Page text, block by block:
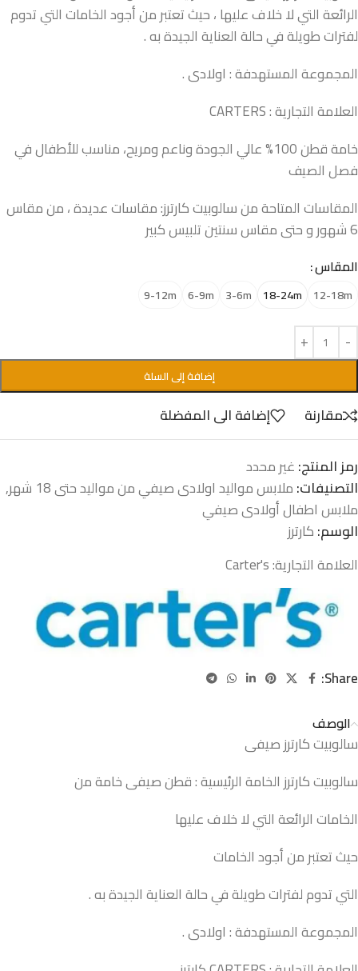
الرائعة التي لا خلاف عليها ، حيث تعتبر من أجود الخامات التي تدوم
لفترات طويلة في حالة العناية الجيدة به .
المجموعة المستهدفة : اولادى .
العلامة التجارية : CARTERS
خامة قطن 100% عالي الجودة وناعم ومريح، مناسب للأطفال في
فصل الصيف
المقاسات المتاحة من سالوبيت كارترز: مقاسات عديدة ، من مقاس
6 شهور و حتى مقاس سنتين تلبيس كبير
المقاس
12-18m
18-24m
3-6m
6-9m
9-12m
إضافة إلى السلة
مقارنة
إضافة الى المفضلة
رمز المنتج:غير محدد
التصنيفات:ملابس مواليد اولادى صيفي من مواليد حتى 18 شهر
,
ملابس اطفال أولادى صيفي
الوسم:كارترز
العلامة التجارية:Carter's
Share:
الوصف
سالوبيت كارترز صيفى
سالوبيت كارترز الخامة الرئيسية : قطن صيفى خامة من
الخامات الرائعة التي لا خلاف عليها
حيث تعتبر من أجود الخامات
التي تدوم لفترات طويلة في حالة العناية الجيدة به .
المجموعة المستهدفة : اولادى .